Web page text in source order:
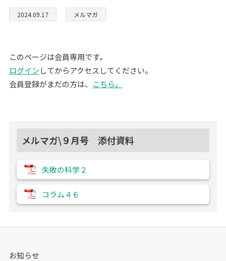
2024.09.17 メルマガ
このページは会員専用です。
ログインしてからアクセスしてください。
会員登録がまだの方は、 こちら。
メルマガ\９月号 添付資料
失敗の科学２
コラム４６
お知らせ